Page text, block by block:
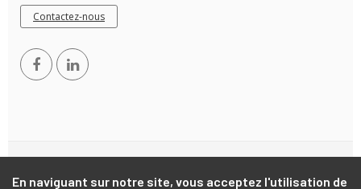
En naviguant sur notre site, vous acceptez l'utilisation de
Contactez-nous
Reserved